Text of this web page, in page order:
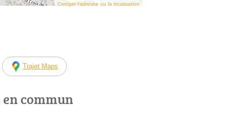
Corriger l’adresse ou la localisation
Trajet Maps
commun